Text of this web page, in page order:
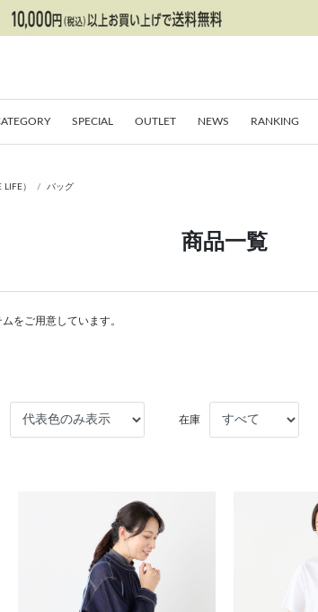
SPECIAL OUTLET NEWS RANKING
） バッグ
商品一覧
をご用意しています。
在庫